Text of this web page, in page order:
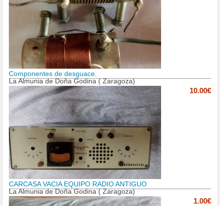
Componentes de desguace.
La Almunia de Doña Godina ( Zaragoza)
10.00€
CARCASA VACIA EQUIPO RADIO ANTIGUO
La Almunia de Doña Godina ( Zaragoza)
1.00€